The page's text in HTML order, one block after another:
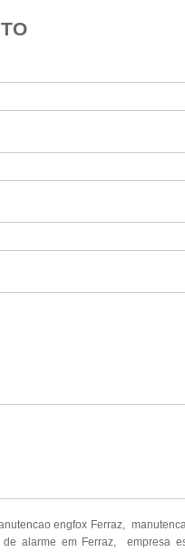
engfox Ferraz,
alarme em Ferraz, empresa